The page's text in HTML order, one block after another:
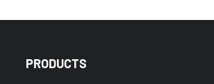
PRODUCTS